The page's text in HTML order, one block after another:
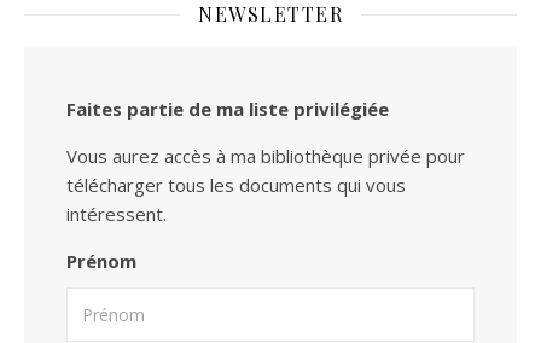
NEWSLETTER
Faites partie de ma liste privilégiée
Vous aurez accès à ma bibliothèque privée pour
télécharger tous les documents qui vous
intéressent.
Prénom